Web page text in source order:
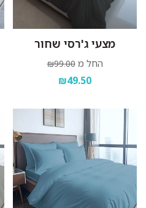
מצעי ג'רסי שחור
החל מ ₪99.00
₪49.50